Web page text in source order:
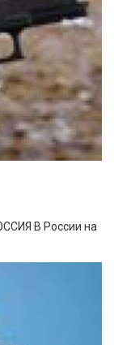
В России на